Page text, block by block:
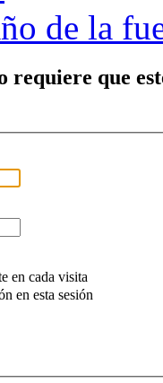
de la
que
en cada visita
en esta sesión